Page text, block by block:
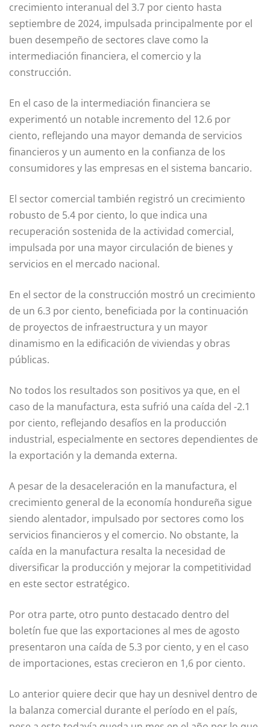
crecimiento interanual del 3.7 por ciento hasta
septiembre de 2024, impulsada principalmente por el
buen desempeño de sectores clave como la
intermediación financiera, el comercio y la
construcción.
En el caso de la intermediación financiera se
experimentó un notable incremento del 12.6 por
ciento, reflejando una mayor demanda de servicios
financieros y un aumento en la confianza de los
consumidores y las empresas en el sistema bancario.
El sector comercial también registró un crecimiento
robusto de 5.4 por ciento, lo que indica una
recuperación sostenida de la actividad comercial,
impulsada por una mayor circulación de bienes y
servicios en el mercado nacional.
En el sector de la construcción mostró un crecimiento
de un 6.3 por ciento, beneficiada por la continuación
de proyectos de infraestructura y un mayor
dinamismo en la edificación de viviendas y obras
públicas.
No todos los resultados son positivos ya que, en el
caso de la manufactura, esta sufrió una caída del -2.1
por ciento, reflejando desafíos en la producción
industrial, especialmente en sectores dependientes de
la exportación y la demanda externa.
A pesar de la desaceleración en la manufactura, el
crecimiento general de la economía hondureña sigue
siendo alentador, impulsado por sectores como los
servicios financieros y el comercio. No obstante, la
caída en la manufactura resalta la necesidad de
diversificar la producción y mejorar la competitividad
en este sector estratégico.
Por otra parte, otro punto destacado dentro del
boletín fue que las exportaciones al mes de agosto
presentaron una caída de 5.3 por ciento, y en el caso
de importaciones, estas crecieron en 1,6 por ciento.
Lo anterior quiere decir que hay un desnivel dentro de
la balanza comercial durante el período en el país,